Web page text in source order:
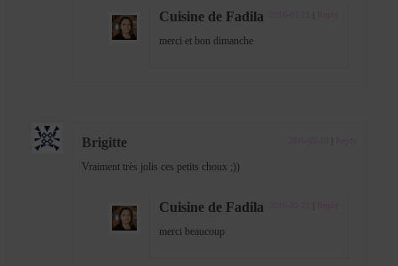
Cuisine de Fadila
merci et bon dimanche
Brigitte
Vraiment très jolis ces petits choux ;))
Cuisine de Fadila
merci beaucoup